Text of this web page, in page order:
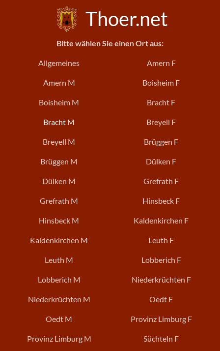
Thoer.net
Bitte wählen Sie einen Ort aus:
Allgemeines Amern F
Amern M Boisheim F
Boisheim M Bracht F
Bracht M Breyell F
Breyell M Brüggen F
Brüggen M Dülken F
Dülken M Grefrath F
Grefrath M Hinsbeck F
Hinsbeck M Kaldenkirchen F
Kaldenkirchen M Leuth F
Leuth M Lobberich F
Lobberich M Niederkrüchten F
Niederkrüchten M Oedt F
Oedt M Provinz Limburg F
Provinz Limburg M Süchteln F